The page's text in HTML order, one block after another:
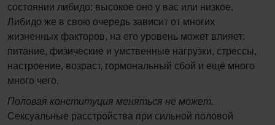
состоянии либидо: высокое оно у вас или низкое.
Либидо же в свою очередь зависит от многих
жизненных факторов, на его уровень может влияет:
питание, физические и умственные нагрузки, стрессы,
настроение, возраст, гормональный сбой и ещё много
много чего.
Половая конституция меняться не может.
Сексуальные расстройства при сильной по­ловой